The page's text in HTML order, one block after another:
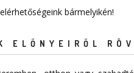
bármelyikén!
ELŐNYEIRŐL